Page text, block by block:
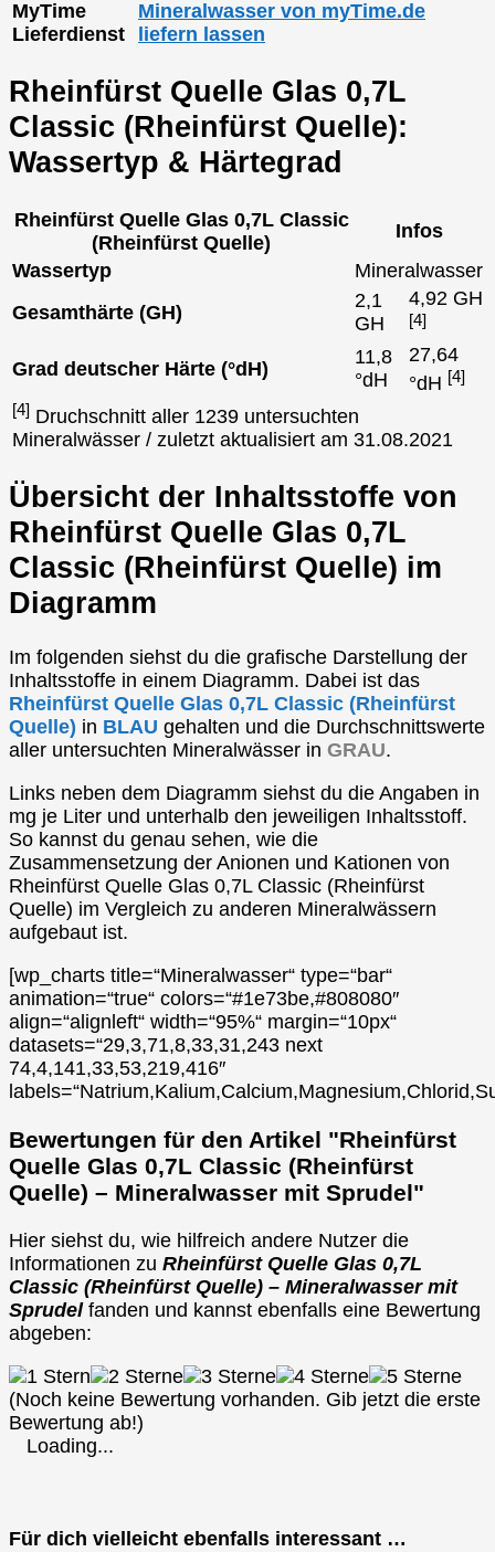
MyTime
Lieferdienst
Mineralwasser von myTime.de
liefern lassen
Rheinfürst Quelle Glas 0,7L
Classic (Rheinfürst Quelle):
Wassertyp & Härtegrad
Rheinfürst Quelle Glas 0,7L Classic
(Rheinfürst Quelle)
Infos
Wassertyp
Mineralwasser
Gesamthärte (GH)
2,1
GH
4,92 GH
[4]
Grad deutscher Härte (°dH)
11,8
°dH
27,64
°dH [4]
[4] Druchschnitt aller 1239 untersuchten
Mineralwässer / zuletzt aktualisiert am 31.08.2021
Übersicht der Inhaltsstoffe von
Rheinfürst Quelle Glas 0,7L
Classic (Rheinfürst Quelle) im
Diagramm
Im folgenden siehst du die grafische Darstellung der
Inhaltsstoffe in einem Diagramm. Dabei ist das
Rheinfürst Quelle Glas 0,7L Classic (Rheinfürst
Quelle) in BLAU gehalten und die Durchschnittswerte
aller untersuchten Mineralwässer in GRAU.
Links neben dem Diagramm siehst du die Angaben in
mg je Liter und unterhalb den jeweiligen Inhaltsstoff.
So kannst du genau sehen, wie die
Zusammensetzung der Anionen und Kationen von
Rheinfürst Quelle Glas 0,7L Classic (Rheinfürst
Quelle) im Vergleich zu anderen Mineralwässern
aufgebaut ist.
[wp_charts title=“Mineralwasser“ type=“bar“
animation=“true“ colors=“#1e73be,#808080″
align=“alignleft“ width=“95%“ margin=“10px“
datasets=“29,3,71,8,33,31,243 next
74,4,141,33,53,219,416″
Bewertungen für den Artikel "Rheinfürst
Quelle Glas 0,7L Classic (Rheinfürst
Quelle) – Mineralwasser mit Sprudel"
Hier siehst du, wie hilfreich andere Nutzer die
Informationen zu Rheinfürst Quelle Glas 0,7L
Classic (Rheinfürst Quelle) – Mineralwasser mit
Sprudelfanden und kannst ebenfalls eine Bewertung
abgeben:
(Noch keine Bewertung vorhanden. Gib jetzt die erste
Bewertung ab!)
Loading...
Für dich vielleicht ebenfalls interessant …